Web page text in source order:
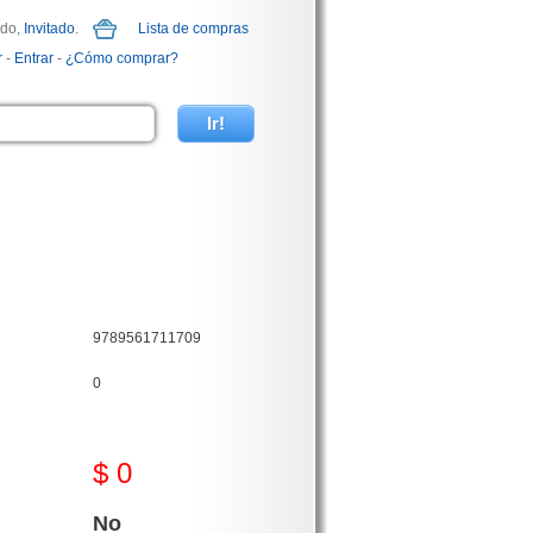
Invitado.
Lista de compras
- Entrar - ¿Cómo comprar?
9789561711709
0
$ 0
No